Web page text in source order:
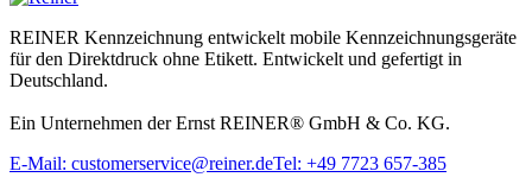
REINER Kennzeichnung entwickelt mobile Kennzeichnungsgeräte
für den Direktdruck ohne Etikett. Entwickelt und gefertigt in
Deutschland.
Ein Unternehmen der Ernst REINER® GmbH & Co. KG.
E-Mail: customerservice@reiner.deTel: +49 7723 657-385